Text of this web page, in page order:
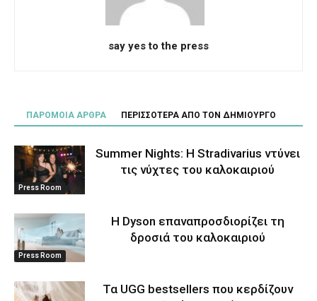
say yes to the press
ΠΑΡΟΜΟΙΑ ΑΡΘΡΑ ΠΕΡΙΣΣΟΤΕΡΑ ΑΠΟ ΤΟΝ ΔΗΜΙΟΥΡΓΟ
Press Room
Summer Nights: Η Stradivarius ντύνει
τις νύχτες του καλοκαιριού
Press Room
Η Dyson επαναπροσδιορίζει τη
δροσιά του καλοκαιριού
Τα UGG bestsellers που κερδίζουν